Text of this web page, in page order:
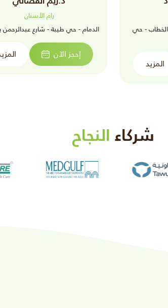
الخطاب - حي
المزيد
رام الأسنان
الدمام - حي طيبة - شارع
إحجز الآن
شركاء النجاح